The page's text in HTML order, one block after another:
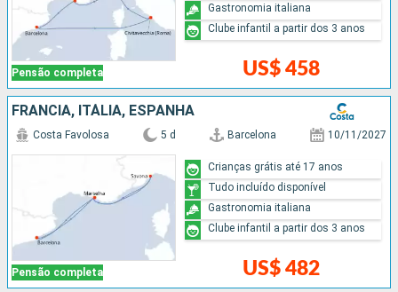
Pensão completa US$ 458
Gastronomia italiana
Clube infantil a partir dos 3 anos
FRANCIA, ITÁLIA, ESPANHA
Pensão completa
Costa Favolosa 5 d Barcelona 10/11/2027
US$ 482
Crianças grátis até 17 anos
Tudo incluído disponível
Gastronomia italiana
Clube infantil a partir dos 3 anos